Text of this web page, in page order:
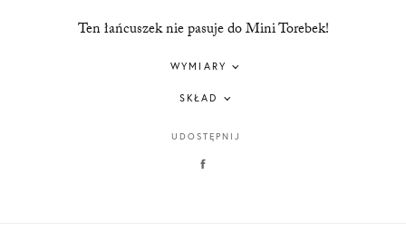
Ten łańcuszek nie pasuje do Mini Torebek!
WYMIARY
SKŁAD
UDOSTĘPNIJ